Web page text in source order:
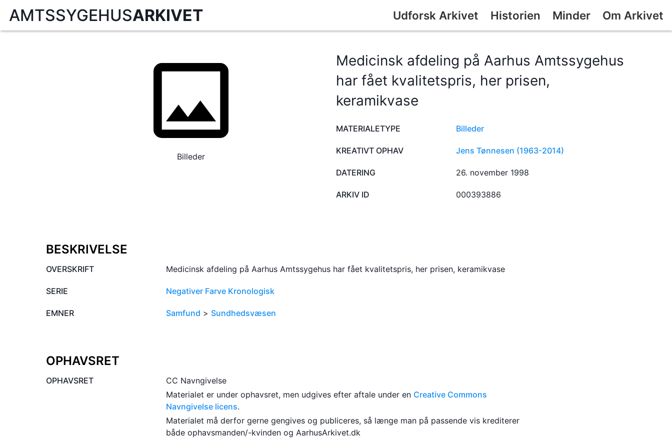
AMTSSYGEHUSARKIVET Udforsk Arkivet Historien Minder Om Arkivet
Billeder
Medicinsk afdeling på Aarhus Amtssygehus
har fået kvalitetspris, her prisen,
keramikvase
MATERIALETYPE Billeder
KREATIVT OPHAV Jens Tønnesen (1963-2014)
DATERING 26. november 1998
ARKIV ID 000393886
BESKRIVELSE
OVERSKRIFT Medicinsk afdeling på Aarhus Amtssygehus har fået kvalitetspris, her prisen, keramikvase
SERIE Negativer Farve Kronologisk
EMNER Samfund > Sundhedsvæsen
OPHAVSRET
OPHAVSRET
CC Navngivelse
Materialet er under ophavsret, men udgives efter aftale under en Creative Commons
Navngivelse licens.
Materialet må derfor gerne gengives og publiceres, så længe man på passende vis krediterer
både ophavsmanden/-kvinden og AarhusArkivet.dk